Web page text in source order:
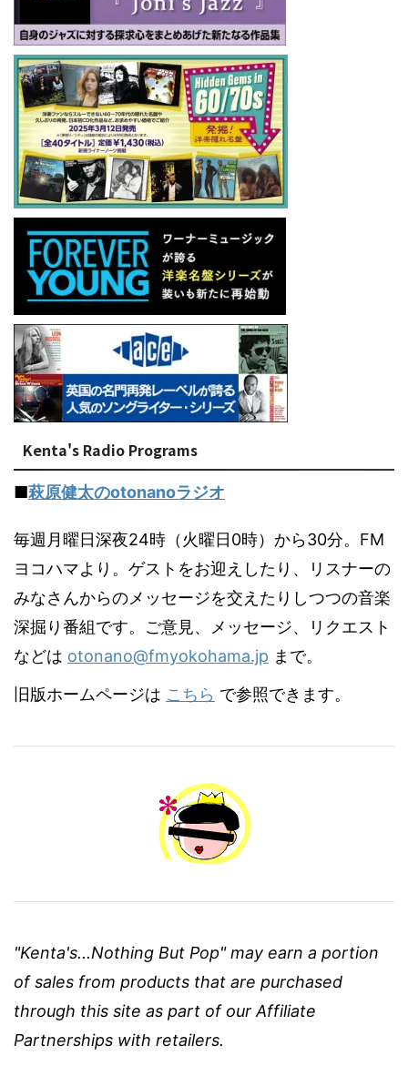
Kenta's Radio Programs
■萩原健太のotonanoラジオ
毎週月曜日深夜24時（火曜日0時）から30分。FM
ヨコハマより。ゲストをお迎えしたり、リスナーの
みなさんからのメッセージを交えたりしつつの音楽
深掘り番組です。ご意見、メッセージ、リクエスト
などは otonano@fmyokohama.jp まで。
旧版ホームページは こちら で参照できます。
"Kenta's...Nothing But Pop" may earn a portion
of sales from products that are purchased
through this site as part of our Affiliate
Partnerships with retailers.